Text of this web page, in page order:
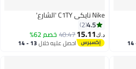
13 - 14
Nike نايكي C1TY 'الشارع'
4.5
2
د.ك‏15.11
40.47خصم 62%
احصل عليه خلال 13 - 14